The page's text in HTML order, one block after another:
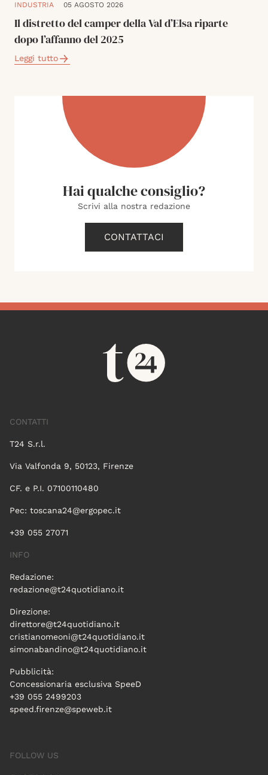
INDUSTRIA 05 AGOSTO 2026
Il distretto del camper della Val d’Elsa riparte
dopo l’affanno del 2025
Leggi tutto
Hai qualche consiglio?
Scrivi alla nostra redazione
CONTATTACI
CONTATTI
T24 S.r.l.
Via Valfonda 9, 50123, Firenze
CF. e P.I. 07100110480
Pec: toscana24@ergopec.it
+39 055 27071
INFO
Redazione:
redazione@t24quotidiano.it
Direzione:
direttore@t24quotidiano.it
cristianomeoni@t24quotidiano.it
simonabandino@t24quotidiano.it
Pubblicità:
Concessionaria esclusiva SpeeD
+39 055 2499203
speed.firenze@speweb.it
FOLLOW US